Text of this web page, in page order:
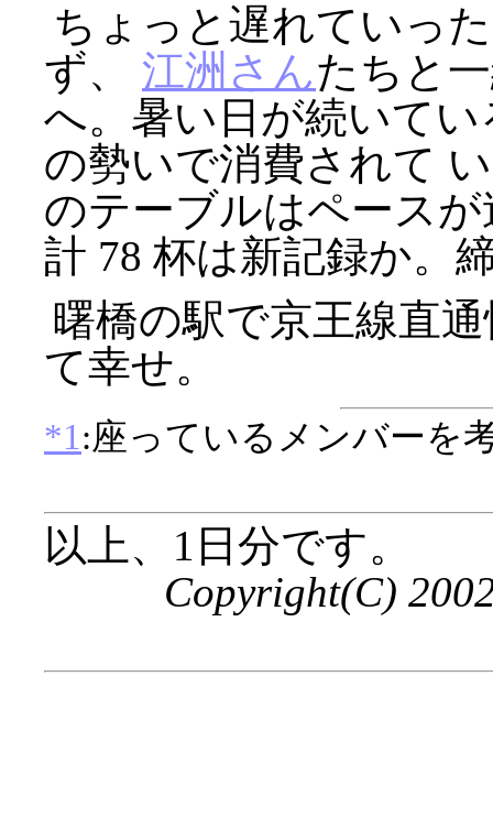
ちょっと遅れていっ
ず、 江洲さんたちと
へ。暑い日が続いて
の勢いで消費されて
のテーブルはペース
計 78 杯は新記録か。
曙橋の駅で京王線直
て幸せ。
*1 :座っているメンバーを
以上、1日分です。
Copyright(C)